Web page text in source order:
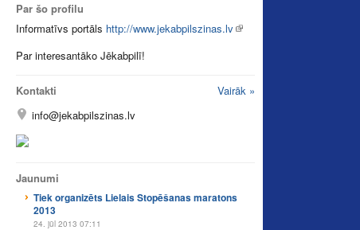
Par šo profilu
Informatīvs portāls http://www.jekabpilszinas.lv
Par interesantāko Jēkabpilī!
Kontakti
Vairāk »
info@jekabpilszinas.lv
Jaunumi
Tiek organizēts Lielais Stopēšanas maratons
2013
24. jūl 2013 07:11